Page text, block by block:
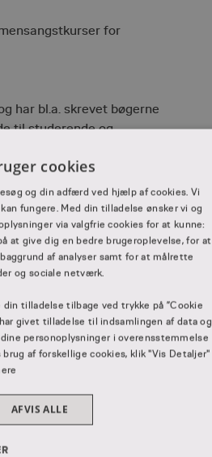
for
har bl.a. skrevet bøgerne
til studerende og
cookies
og din adfærd ved hjælp af cookies. Vi
fungere. Med din tilladelse ønsker vi og
via valgfrie cookies for at kunne:
give dig en bedre brugeroplevelse, for at
af analyser samt for at målrette
og sociale netværk.
tilladelse tilbage ved trykke på ”Cookie
givet tilladelse til indsamlingen af data og
personoplysninger i overensstemmelse
af forskellige cookies, klik "Vis Detaljer"
AFVIS ALLE